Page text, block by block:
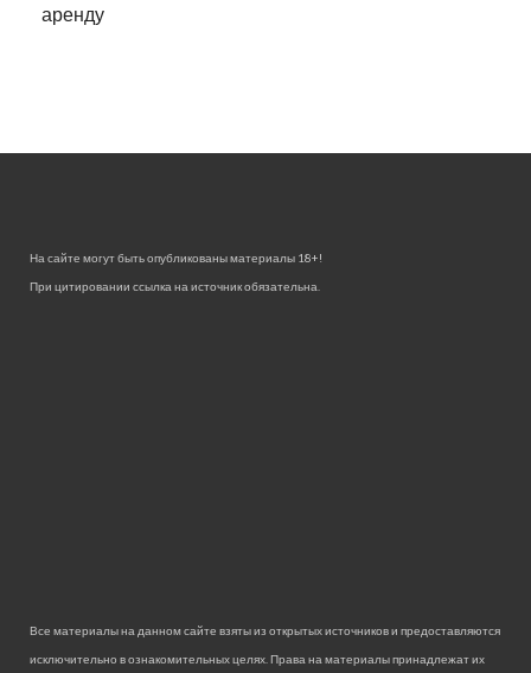
аренду
На сайте могут быть опубликованы материалы 18+!
При цитировании ссылка на источник обязательна.
Все материалы на данном сайте взяты из открытых источников и предоставляются
исключительно в ознакомительных целях. Права на материалы принадлежат их